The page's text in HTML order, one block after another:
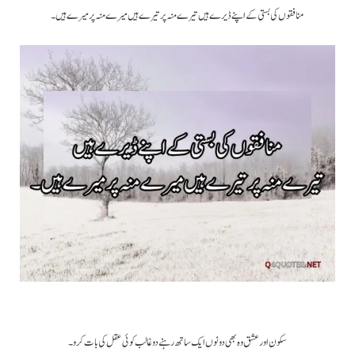
منافقوں کی بستی کے اپنے ڈیرے ہیں تیرے منہ پر تیرے ہیں میرے منہ پر میرے ہیں۔
سکون اور عشق وہ بھی دونوں ایک ساتھ رہنے دو غالب کوئی عقل کی بات کرو۔